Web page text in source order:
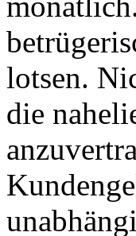
lotsen.
die